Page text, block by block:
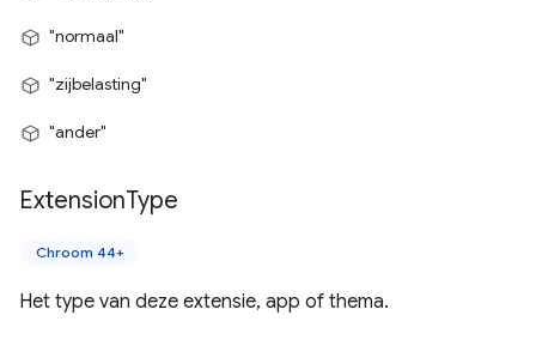
"normaal"
"zijbelasting"
"ander"
ExtensionType
Chroom 44+
Het type van deze extensie, app of thema.